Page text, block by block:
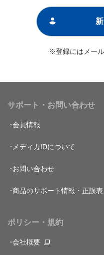
※登録にはメール
サポート・お問い合わせ
会員情報
メディカIDについて
お問い合わせ
商品のサポート情報・正誤表
ポリシー・規約
会社概要